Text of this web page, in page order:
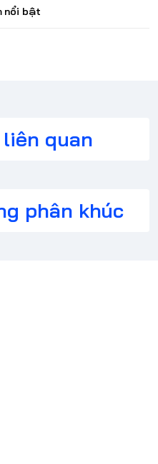
nổi bật
liên quan
phân khúc